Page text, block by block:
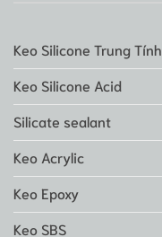
Keo Silicone Trung Tính
Keo Silicone Acid
Silicate sealant
Keo Acrylic
Keo Epoxy
Keo SBS